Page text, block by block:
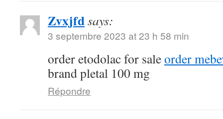
Zvxjfdsays:
3 septembre 2023 at 23 h 58 min
order etodolac for saleorder
brand pletal 100 mg
Répondre